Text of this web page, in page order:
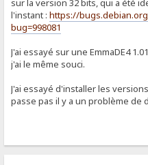
l'instant :https://
bug=998081
J'ai essayé sur une EmmaDE4
j'ai le même souci.
J'ai essayé d'installer les
passe pas il y a un problème de